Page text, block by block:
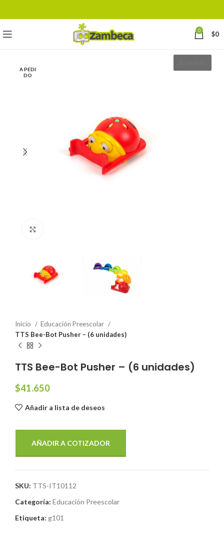
0 $0
A PEDI
DO
Inicio
Educación Preescolar
TTS Bee-Bot Pusher – (6 unidades)
TTS Bee-Bot Pusher – (6 unidades)
$41.650
Añadir a lista de deseos
AÑADIR A COTIZADOR
SKU: TTS-IT10112
Categoría: Educación Preescolar
Etiqueta: g101